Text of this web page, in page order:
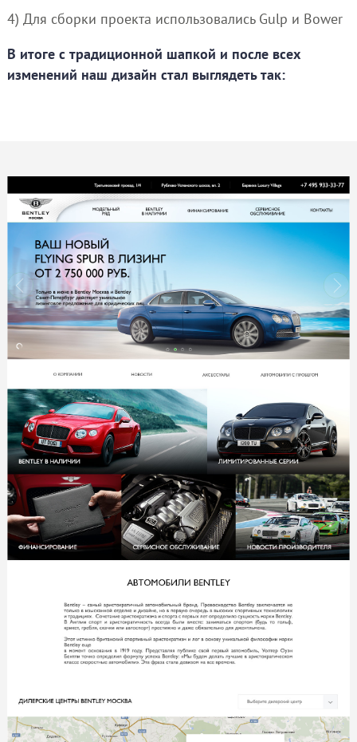
4) Для сборки проекта использовались Gulp и Bower
В итоге с традиционной шапкой и после всех
изменений наш дизайн стал выглядеть так: